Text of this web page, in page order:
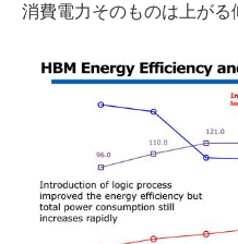
消費電力そのものは上がる